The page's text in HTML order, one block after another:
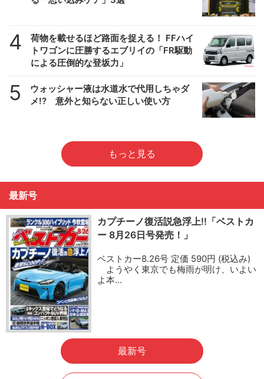
4
荷物を載せるほど路面を捉える！ FFハイ
トワゴンに圧勝するエブリイの「FR駆動
による圧倒的な登坂力」
5
ウォッシャー液は水道水で代用しちゃダ
メ!? 意外と知らない正しい使い方
もっと見る
最新号
カプチーノ復活説急浮上!!「ベストカ
ー 8月26日号発売！」
ベストカー8.26号 定価 590円 (税込み)
ようやく東京でも梅雨が明け、いよい
よ本…
最新号